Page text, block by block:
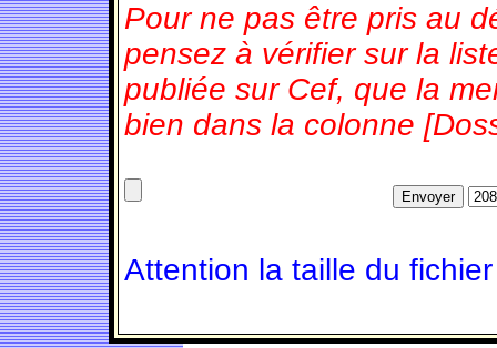
Pour ne pas être pris au
pensez à vérifier sur la
publiée sur Cef, que la
bien dans la colonne
Attention la taille du